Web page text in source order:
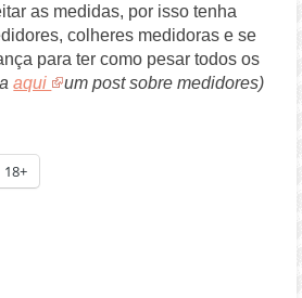
as medidas, por isso tenha
colheres medidoras e se
para ter como pesar todos os
aqui um post sobre medidores)
18+